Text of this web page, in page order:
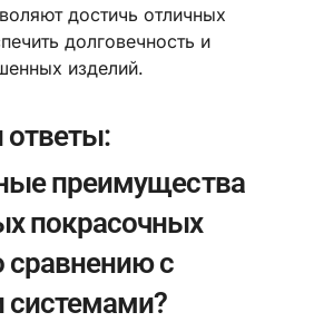
достичь отличных
долговечность и
изделий.
преимущества
покрасочных
сравнению с